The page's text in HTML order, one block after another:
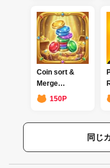
Coin sort &
Merge
Master（Android）
150P
同じ